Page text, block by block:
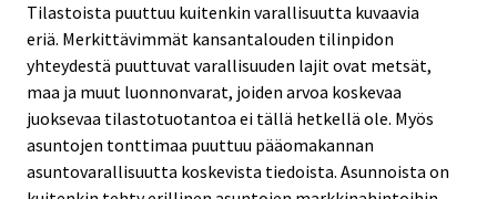
Tilastoista puuttuu kuitenkin varallisuutta kuvaavia
eriä. Merkittävimmät kansantalouden tilinpidon
yhteydestä puuttuvat varallisuuden lajit ovat metsät,
maa ja muut luonnonvarat, joiden arvoa koskevaa
juoksevaa tilastotuotantoa ei tällä hetkellä ole. Myös
asuntojen tonttimaa puuttuu pääomakannan
asuntovarallisuutta koskevista tiedoista. Asunnoista on